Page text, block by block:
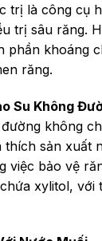
trị là công cụ
trị sâu răng.
phần khoáng
răng.
Su Không
không
thích sản xuất
việc bảo vệ
xylitol, với